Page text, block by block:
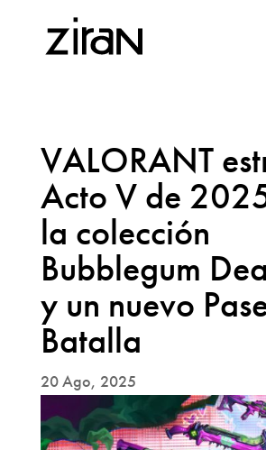
VALORANT
Acto V de
la colección
Bubblegum
y un nuevo
Batalla
20 Ago, 2025